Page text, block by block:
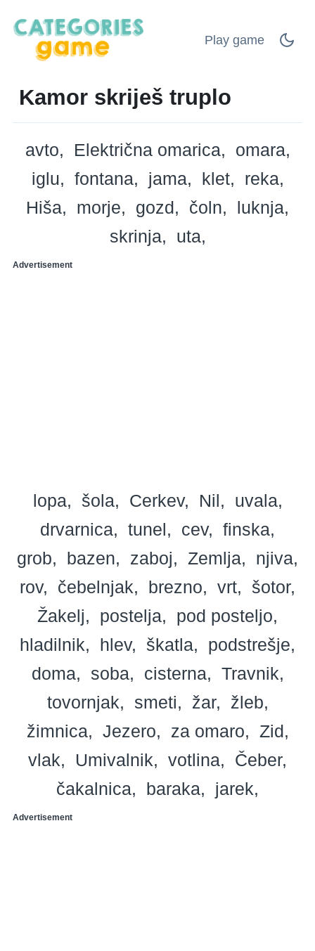
Play game
Kamor skriješ truplo
avto Električna omarica
omara
iglu
fontana jama klet
reka
Hiša
morje gozd čoln
luknja
skrinja
uta
Advertisement
lopa šola Cerkev Nil
uvala
drvarnica
tunel cev
finska
grob
bazen zaboj Zemlja
njiva
rov
čebelnjak brezno vrt
šotor
Žakelj
postelja
pod posteljo
hladilnik
hlev škatla
podstrešje
doma
soba cisterna
Travnik
tovornjak
smeti žar
žleb
žimnica
Jezero za omaro
Zid
vlak
Umivalnik votlina
Čeber
čakalnica
baraka jarek
Advertisement